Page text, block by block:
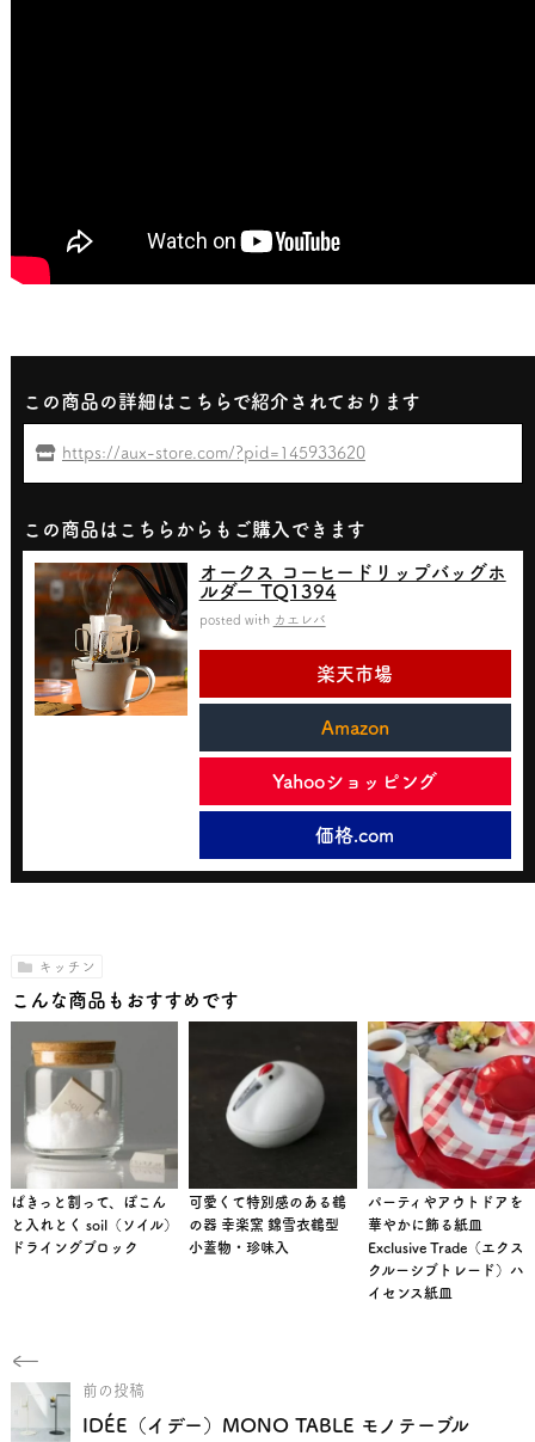
この商品の詳細はこちらで紹介されております
https://aux-store.com/?pid=145933620
この商品はこちらからもご購入できます
オークス コーヒードリップバッグホ
ルダー TQ1394
posted with カエレバ
楽天市場
Amazon
Yahooショッピング
価格.com
キッチン
こんな商品もおすすめです
ぱきっと割って、ぽこん
と入れとく soil（ソイル）
ドライングブロック
可愛くて特別感のある鶴
の器 幸楽窯 錦雪衣鶴型
小蓋物・珍味入
パーティやアウトドアを
華やかに飾る紙皿
Exclusive Trade（エクス
クルーシブトレード）ハ
イセンス紙皿
前の投稿
IDÉE（イデー）MONO TABLE モノテーブル